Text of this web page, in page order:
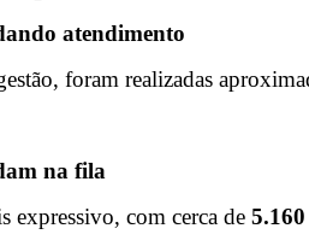
atendimento
foram realizadas
na fila
expressivo, com cerca de